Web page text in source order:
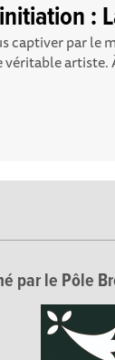
:
captiver par le
véritable
par le Pôle